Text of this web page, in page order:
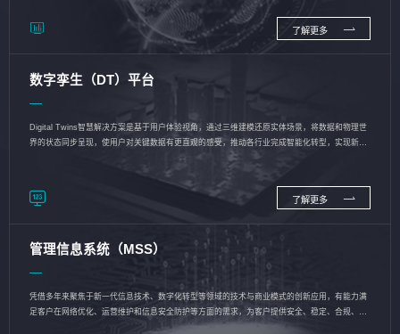
了解更多
数字孪生（DT）平台
Digital Twins智慧解决方案是基于用户体验视角，通过三维建模还原实体场景，将数据和物理世
界的状态同步呈现，使用户对关键数据有更直观的感受，推动各行业完成智能化转型，实现新旧
了解更多
管理信息系统（MSS）
凭借多年来聚焦于新一代信息技术、数字化转型等领域的技术与商业模式的创新应用，有能力满
足客户在网络优化、运营维护和信息安全防护等方面的需求，为客户提供安全、稳定、合规、持